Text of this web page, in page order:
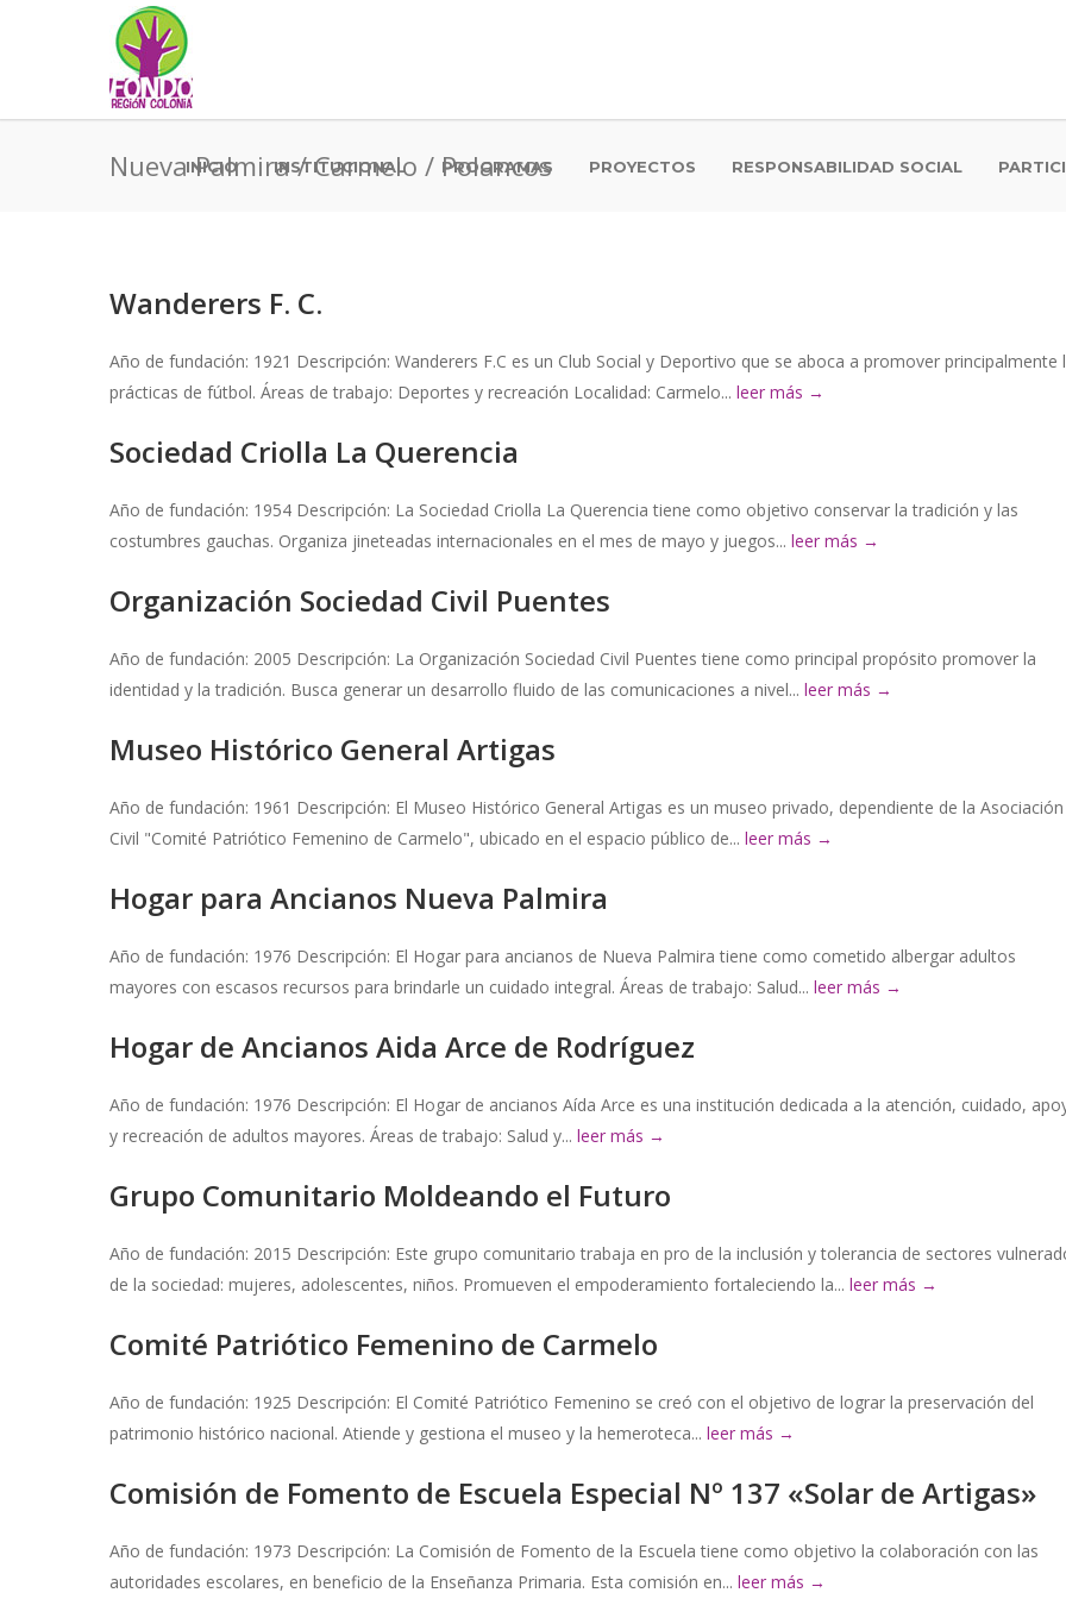
INICIO INSTITUCIONAL PROGRAMAS PROYECTOS RESPONSABILIDAD SOCIAL
Nueva Palmira / Carmelo / Polancos
Wanderers F. C.
Año de fundación: 1921 Descripción: Wanderers F.C es un Club Social y Deportivo que se aboca a promover principalmente
prácticas de fútbol. Áreas de trabajo: Deportes y recreación Localidad: Carmelo... leer más →
Sociedad Criolla La Querencia
Año de fundación: 1954 Descripción: La Sociedad Criolla La Querencia tiene como objetivo conservar la tradición y las
costumbres gauchas. Organiza jineteadas internacionales en el mes de mayo y juegos... leer más →
Organización Sociedad Civil Puentes
Año de fundación: 2005 Descripción: La Organización Sociedad Civil Puentes tiene como principal propósito promover la
identidad y la tradición. Busca generar un desarrollo fluido de las comunicaciones a nivel... leer más →
Museo Histórico General Artigas
Año de fundación: 1961 Descripción: El Museo Histórico General Artigas es un museo privado, dependiente de la Asociación
Civil "Comité Patriótico Femenino de Carmelo", ubicado en el espacio público de... leer más →
Hogar para Ancianos Nueva Palmira
Año de fundación: 1976 Descripción: El Hogar para ancianos de Nueva Palmira tiene como cometido albergar adultos
mayores con escasos recursos para brindarle un cuidado integral. Áreas de trabajo: Salud... leer más →
Hogar de Ancianos Aida Arce de Rodríguez
Año de fundación: 1976 Descripción: El Hogar de ancianos Aída Arce es una institución dedicada a la atención, cuidado,
y recreación de adultos mayores. Áreas de trabajo: Salud y... leer más →
Grupo Comunitario Moldeando el Futuro
Año de fundación: 2015 Descripción: Este grupo comunitario trabaja en pro de la inclusión y tolerancia de sectores
de la sociedad: mujeres, adolescentes, niños. Promueven el empoderamiento fortaleciendo la... leer más →
Comité Patriótico Femenino de Carmelo
Año de fundación: 1925 Descripción: El Comité Patriótico Femenino se creó con el objetivo de lograr la preservación del
patrimonio histórico nacional. Atiende y gestiona el museo y la hemeroteca... leer más →
Comisión de Fomento de Escuela Especial Nº 137 «Solar de Artigas»
Año de fundación: 1973 Descripción: La Comisión de Fomento de la Escuela tiene como objetivo la colaboración con las
autoridades escolares, en beneficio de la Enseñanza Primaria. Esta comisión en... leer más →